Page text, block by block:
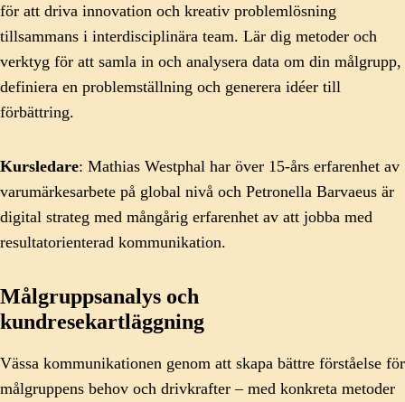
för att driva innovation och kreativ problemlösning
tillsammans i interdisciplinära team. Lär dig metoder och
verktyg för att samla in och analysera data om din målgrupp,
definiera en problemställning och generera idéer till
förbättring.
Kursledare: Mathias Westphal har över 15-års erfarenhet av
varumärkesarbete på global nivå och Petronella Barvaeus är
digital strateg med mångårig erfarenhet av att jobba med
resultatorienterad kommunikation.
Målgruppsanalys och
kundresekartläggning
Vässa kommunikationen genom att skapa bättre förståelse för
målgruppens behov och drivkrafter – med konkreta metoder